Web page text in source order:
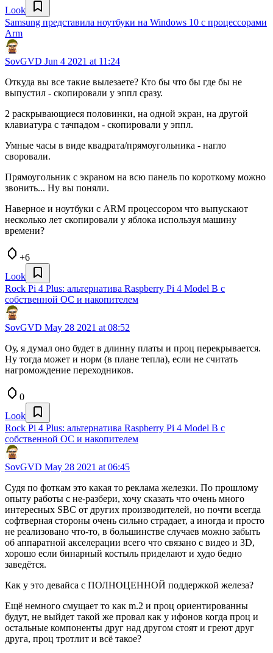
Look
Samsung представила ноутбуки на Windows 10 с процессорами
Arm
SovGVD Jun 4 2021 at 11:24
Откуда вы все такие вылезаете? Кто бы что бы где бы не
выпустил - скопировали у эппл сразу.
2 раскрывающиеся половинки, на одной экран, на другой
клавиатура с тачпадом - скопировали у эппл.
Умные часы в виде квадрата/прямоугольника - нагло
своровали.
Прямоугольник с экраном на всю панель по короткому можно
звонить... Ну вы поняли.
Наверное и ноутбуки с ARM процессором что выпускают
несколько лет скопировали у яблока используя машину
времени?
+6
Look
Rock Pi 4 Plus: альтернатива Raspberry Pi 4 Model B с
собственной ОС и накопителем
SovGVD May 28 2021 at 08:52
Оу, я думал оно будет в длинну платы и проц перекрывается.
Ну тогда может и норм (в плане тепла), если не считать
нагромождение переходников.
0
Look
Rock Pi 4 Plus: альтернатива Raspberry Pi 4 Model B с
собственной ОС и накопителем
SovGVD May 28 2021 at 06:45
Судя по фоткам это какая то реклама железки. По прошлому
опыту работы с не-разбери, хочу сказать что очень много
интересных SBC от других производителей, но почти всегда
софтверная стороны очень сильно страдает, а иногда и просто
не реализовано что-то, в большинстве случаев можно забыть
об аппаратной акселерации всего что связано с видео и 3D,
хорошо если бинарный костыль приделают и худо бедно
заведётся.
Как у это девайса с ПОЛНОЦЕННОЙ поддержкой железа?
Ещё немного смущает то как m.2 и проц ориентированны
будут, не выйдет такой же провал как у ифонов когда проц и
остальные компоненты друг над другом стоят и греют друг
друга, проц тротлит и всё такое?